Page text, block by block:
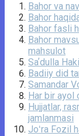
Bahor va
Bahor
Bahor fasli
Bahor
mahsulot
Saʼdulla
Badiiy did
Samandar
Har bir ayol
Hujjatlar,
jamlanmasi
Joʻra Fozil